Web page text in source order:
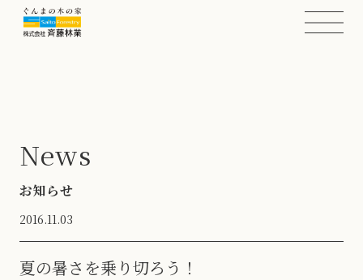
News
お知らせ
2016.11.03
夏の暑さを乗り切ろう！